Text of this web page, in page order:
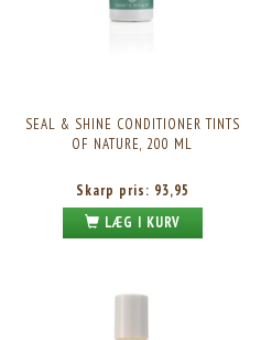
SEAL & SHINE CONDITIONER TINTS
OF NATURE, 200 ML
Skarp pris: 93,95
LÆG I KURV